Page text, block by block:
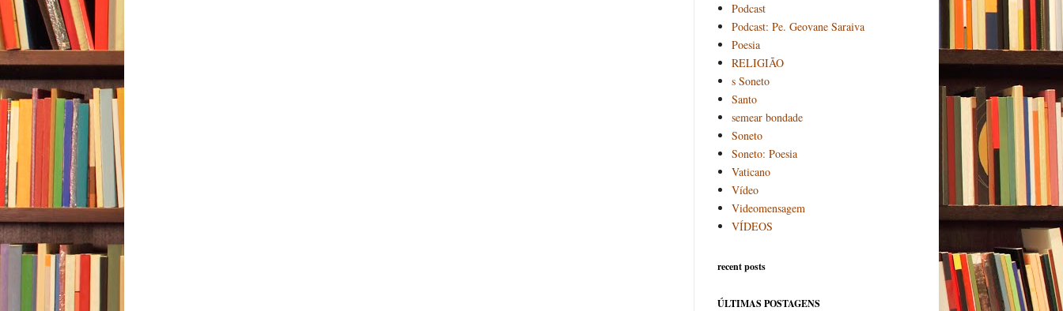
Podcast
Podcast: Pe. Geovane Saraiva
Poesia
RELIGIÃO
s Soneto
Santo
semear bondade
Soneto
Soneto: Poesia
Vaticano
Vídeo
Videomensagem
VÍDEOS
recent posts
ÚLTIMAS POSTAGENS